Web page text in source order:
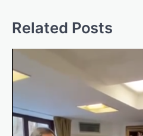
Related Posts
BOTA,LAJME,
RAJONI,SPECIALE
Gjermani,